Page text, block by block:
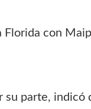
Florida con
su parte,